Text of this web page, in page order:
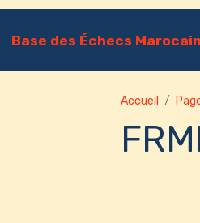
Base des Échecs
Accueil